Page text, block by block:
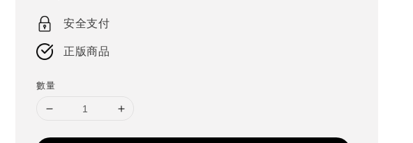
price
安全支付
正版商品
數量